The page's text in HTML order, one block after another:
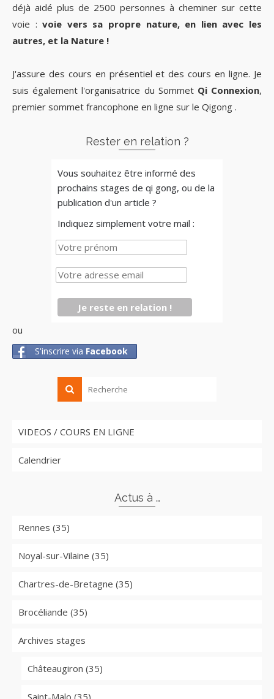
déjà aidé plus de 2500 personnes à cheminer sur cette
voie :voie vers sa propre nature, en lien avec les
autres, et la Nature !
J'assure des cours en présentiel et des cours en ligne. Je
suis également l'organisatrice du Sommet Qi Connexion,
premier sommet francophone en ligne sur le Qigong .
Rester en relation ?
Vous souhaitez être informé des
prochains stages de qi gong, ou de la
publication d'un article ?
Indiquez simplement votre mail :
ou
S'inscrire via Facebook
VIDEOS / COURS EN LIGNE
Calendrier
Actus à …
Rennes (35)
Noyal-sur-Vilaine (35)
Chartres-de-Bretagne (35)
Brocéliande (35)
Archives stages
Châteaugiron (35)
Saint-Malo (35)